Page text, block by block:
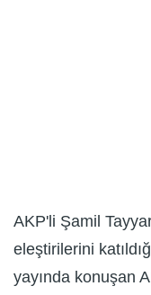
AKP'li Şamil
eleştirilerini
yayında konuşan